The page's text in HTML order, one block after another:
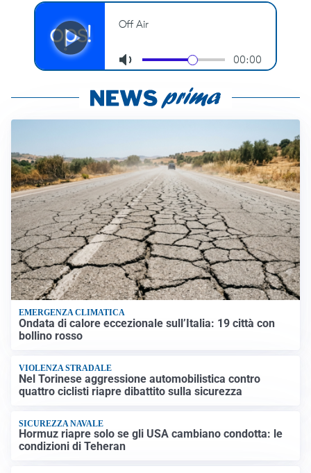
EMERGENZA CLIMATICA
Ondata di calore eccezionale sull’Italia: 19 città con
bollino rosso
VIOLENZA STRADALE
Nel Torinese aggressione automobilistica contro
quattro ciclisti riapre dibattito sulla sicurezza
SICUREZZA NAVALE
Hormuz riapre solo se gli USA cambiano condotta: le
condizioni di Teheran